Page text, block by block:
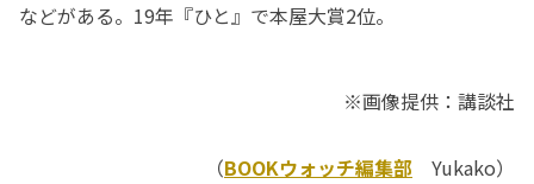
などがある。19年『ひと』で本屋大賞2位。
※画像提供：講談社
（BOOKウォッチ編集部 Yukako）